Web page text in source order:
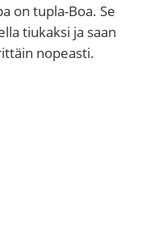
on tupla-Boa. Se
tiukaksi ja saan
nopeasti.